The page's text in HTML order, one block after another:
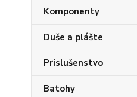
Komponenty
Duše a plášte
Príslušenstvo
Batohy